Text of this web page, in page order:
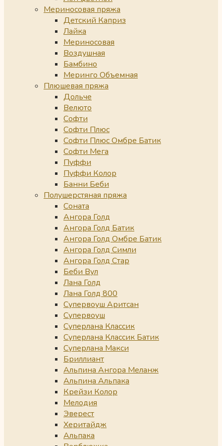
Мериносовая пряжа
Детский Каприз
Лайка
Мериносовая
Воздушная
Бамбино
Меринго Объемная
Плюшевая пряжа
Дольче
Велюто
Софти
Софти Плюс
Софти Плюс Омбре Батик
Софти Мега
Пуффи
Пуффи Колор
Банни Беби
Полушерстяная пряжа
Соната
Ангора Голд
Ангора Голд Батик
Ангора Голд Омбре Батик
Ангора Голд Симли
Ангора Голд Стар
Беби Вул
Лана Голд
Лана Голд 800
Супервоуш Аритсан
Супервоуш
Суперлана Классик
Суперлана Классик Батик
Суперлана Макси
Бриллиант
Альпина Ангора Меланж
Альпина Альпака
Крейзи Колор
Мелодия
Эверест
Херитайдж
Альпака